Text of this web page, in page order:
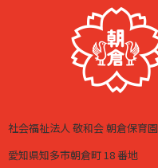
社会福祉法人 敬和会 朝倉保育園
愛知県知多市朝倉町 18 番地